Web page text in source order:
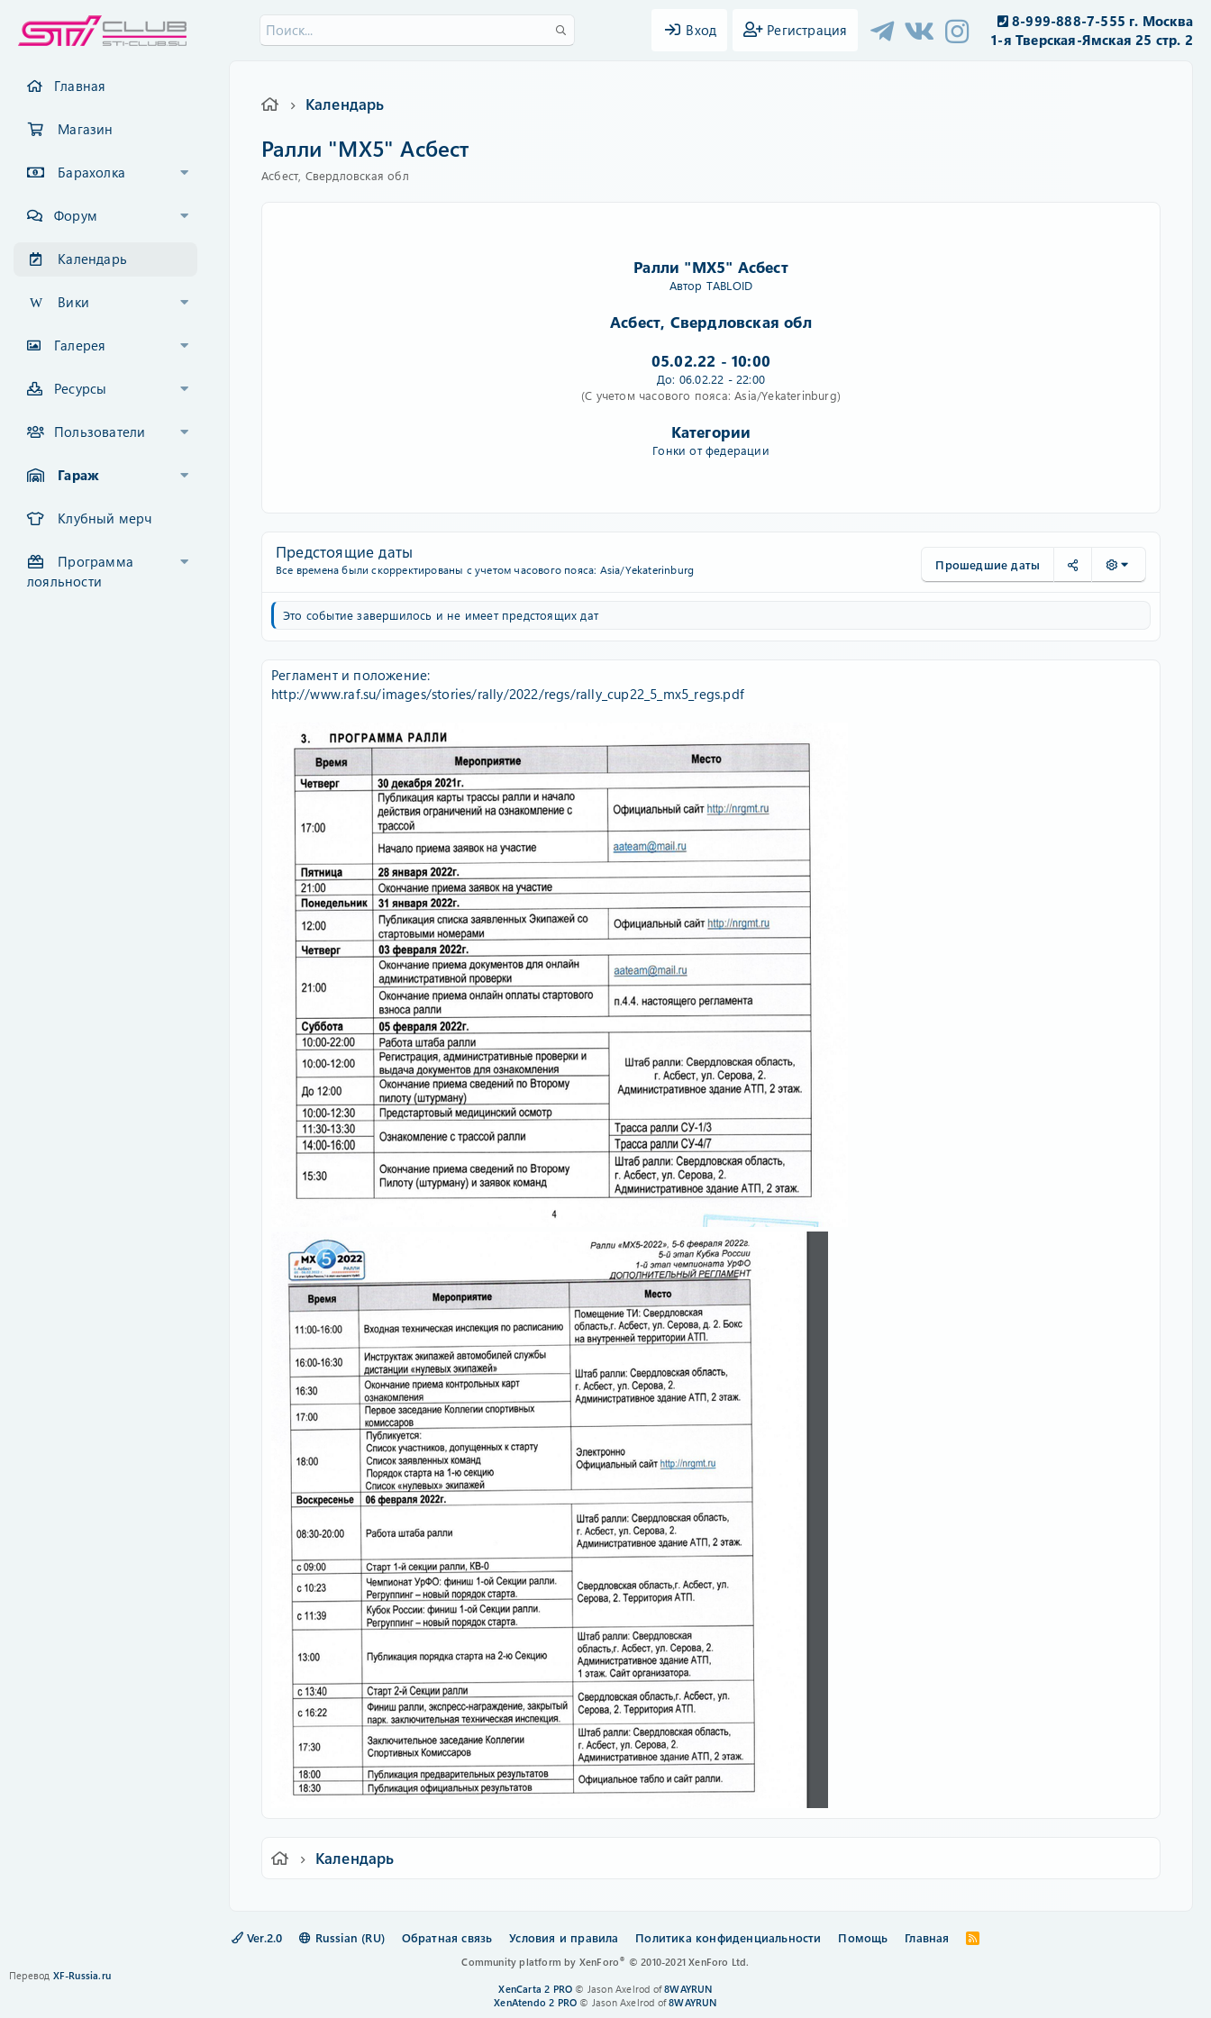
Вход Регистрация
8-999-888-7-555 г. Москва
1-я Тверская-Ямская 25 стр. 2
Главная
Магазин
Барахолка
Форум
Календарь
Вики
Галерея
Ресурсы
Пользователи
Гараж
Клубный мерч
Программа
лояльности
Календарь
Ралли "МХ5" Асбест
Асбест, Свердловская обл
Ралли "МХ5" Асбест
Автор TABLOID
Асбест, Свердловская обл
05.02.22 - 10:00
До: 06.02.22 - 22:00
(С учетом часового пояса: Asia/Yekaterinburg)
Категории
Гонки от федерации
Прошедшие даты
Предстоящие даты
Все времена были скорректированы с учетом часового пояса: Asia/Yekaterinburg
Это событие завершилось и не имеет предстоящих дат
Регламент и положение:
http://www.raf.su/images/stories/rally/2022/regs/rally_cup22_5_mx5_regs.pdf
Календарь
Ver.2.0 Russian (RU) Обратная связь Условия и правила Политика конфиденциальности Помощь Главная
R
Community platform by XenForo® © 2010-2021 XenForo Ltd.
Перевод XF-Russia.ru
XenCarta 2 PRO © Jason Axelrod of8WAYRUN
XenAtendo 2 PRO © Jason Axelrod of8WAYRUN